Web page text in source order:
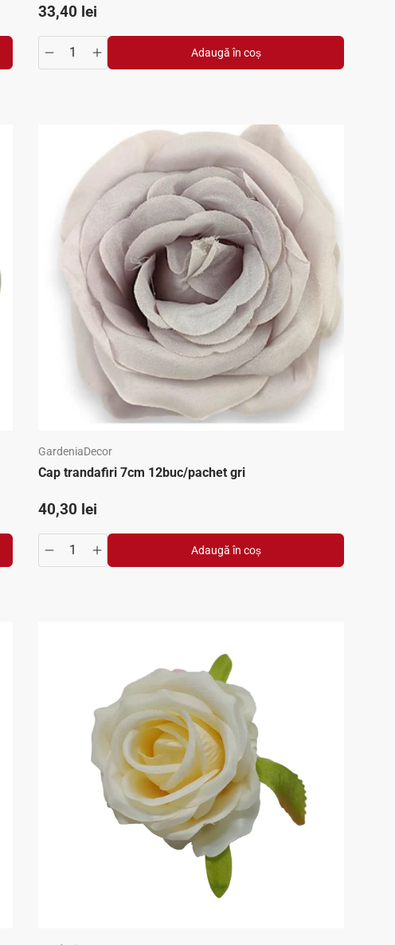
Preț standard
33,40 lei
Translation missing: ro.products.product.quantity.decrease
Translation missing:Adaugă în coș
GardeniaDecor
Cap trandafiri 7cm 12buc/pachet gri
Preț standard
40,30 lei
Translation missing: ro.products.product.quantity.decrease
Translation missing:Adaugă în coș